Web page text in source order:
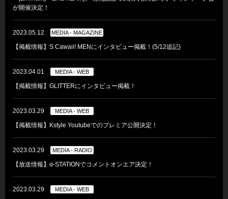
が開催決定！
2023.05.12 MEDIA - MAGAZINE
【掲載情報】S Cawaii! MENにインタビュー掲載！(5/12追記)
2023.04.01 MEDIA - WEB
【掲載情報】GLITTERにインタビュー掲載！
2023.03.29 MEDIA - WEB
【掲載情報】Kstyle Youtubeでのプレミア公開決定！
2023.03.29 MEDIA - RADIO
【放送情報】α-STATIONでコメントオンエア決定！
2023.03.29 MEDIA - WEB